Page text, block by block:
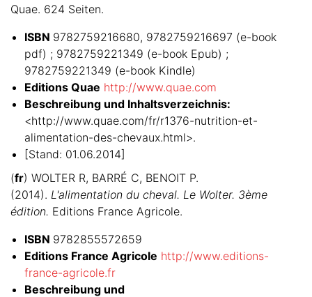
Quae. 624 Seiten.
ISBN 9782759216680, 9782759216697 (e-book
pdf) ; 9782759221349 (e-book Epub) ;
9782759221349 (e-book Kindle)
Editions Quae http://www.quae.com
Beschreibung und Inhaltsverzeichnis:
<http://www.quae.com/fr/r1376-nutrition-et-
alimentation-des-chevaux.html>.
[Stand: 01.06.2014]
(fr) WOLTER R, BARRÉ C, BENOIT P.
(2014). L'alimentation du cheval. Le Wolter. 3ème
édition. Editions France Agricole.
ISBN 9782855572659
Editions France Agricole http://www.editions-
france-agricole.fr
Beschreibung und